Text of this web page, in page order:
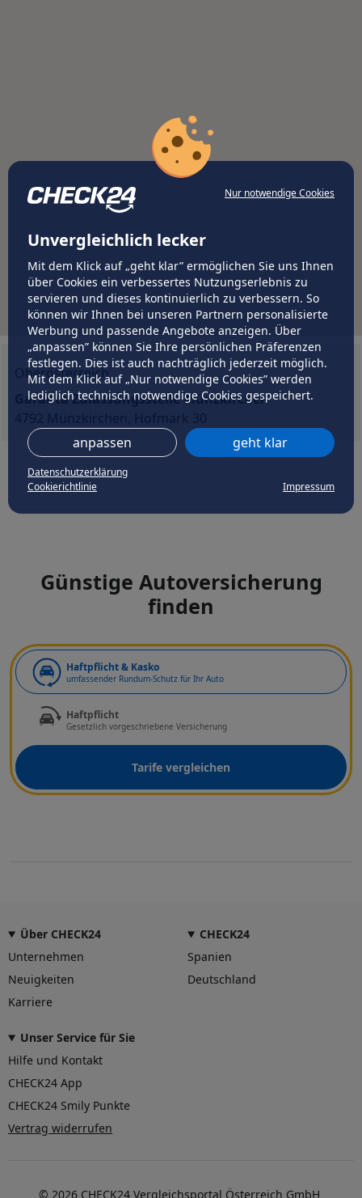
Nur notwendige Cookies
Unvergleichlich lecker
Mit dem Klick auf „geht klar” ermöglichen Sie uns Ihnen
über Cookies ein verbessertes Nutzungserlebnis zu
servieren und dieses kontinuierlich zu verbessern. So
können wir Ihnen bei unseren Partnern personalisierte
Werbung und passende Angebote anzeigen. Über
„anpassen” können Sie Ihre persönlichen Präferenzen
festlegen. Dies ist auch nachträglich jederzeit möglich.
Mit dem Klick auf „Nur notwendige Cookies” werden
lediglich technisch notwendige Cookies gespeichert.
anpassen geht klar
Datenschutzerklärung
Cookierichtlinie
Impressum
Oberösterreich
Garanta Zulassungsstelle Münzkirchen
Günstige Autoversicherung
finden
Haftpflicht & Kasko
umfassender Rundum-Schutz für Ihr Auto
Haftpflicht
Gesetzlich vorgeschriebene Versicherung
Tarife vergleichen
Über CHECK24
Unternehmen
Neuigkeiten
Karriere
CHECK24
Spanien
Deutschland
Unser Service für Sie
Hilfe und Kontakt
CHECK24 App
CHECK24 Smily Punkte
Vertrag widerrufen
© 2026 CHECK24 Vergleichsportal Österreich GmbH